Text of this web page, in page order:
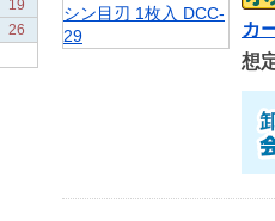
19
26
カ
想